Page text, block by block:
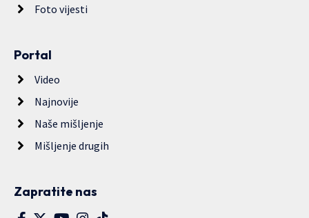
Foto vijesti
Portal
Video
Najnovije
Naše mišljenje
Mišljenje drugih
Zapratite nas